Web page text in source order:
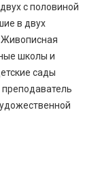
с половиной
в двух
школы и
сады